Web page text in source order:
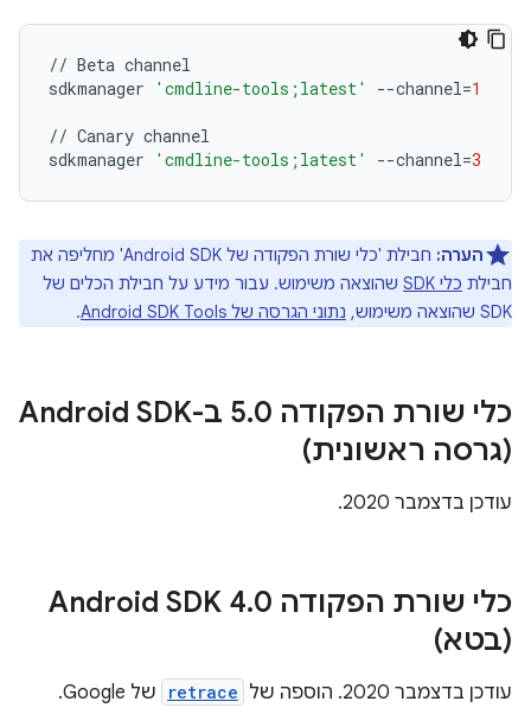
// Beta channel
sdkmanager
'cmdline-tools;latest' --channel=1
// Canary channel
sdkmanager
'cmdline-tools;latest' --channel=3
הערה:
חבילת 'כלי שורת הפקודה של Android SDK' מחליפה את
חבילת כלי SDK
שהוצאה משימוש. עבור מידע על חבילת הכלים של
SDK שהוצאה משימוש,
נתוני הגרסה של Android SDK Tools .
כלי שורת הפקודה 5 .
0 ב-Android SDK
(גרסה ראשונית)
עודכן בדצמבר 2020.
כלי שורת הפקודה Android SDK 4 .0
(בטא)
עודכן בדצמבר 2020. הוספה של retrace של Google.